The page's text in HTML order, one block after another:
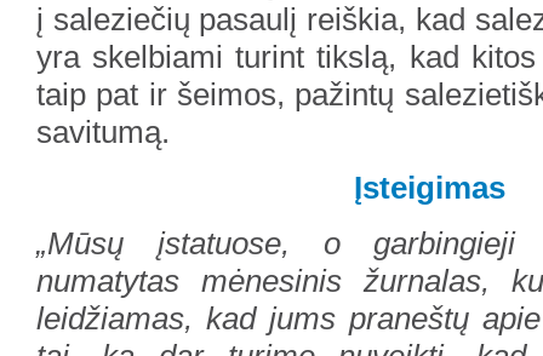
į saleziečių pasaulį reiškia, kad
yra skelbiami turint tikslą, kad
taip pat ir šeimos, pažintų
savitumą.
Įsteigimas
„Mūsų įstatuose, o garbingieji
numatytas mėnesinis žurnalas,
leidžiamas, kad jums praneštų